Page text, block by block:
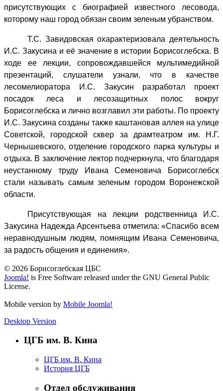
присутствующих с биографией известного лесовода,
которому наш город обязан своим зеленым убранством.
Т.С. Завидовская охарактеризовала деятельность
И.С. Закусина и её значение в истории Борисоглебска. В
ходе ее лекции, сопровождавшейся мультимедийной
презентаций, слушатели узнали, что в качестве
лесомелиоратора И.С. Закусин разработал проект
посадок леса и лесозащитных полос вокруг
Борисоглебска и лично возглавил эти работы. По проекту
И.С. Закусина созданы также каштановая аллея на улице
Советской, городской сквер за драмтеатром им. Н.Г.
Чернышевского, отделение городского парка культуры и
отдыха. В заключение лектор подчеркнула, что благодаря
неустанному труду Ивана Семеновича Борисоглебск
стали называть самым зеленым городом Воронежской
области.
Присутствующая на лекции родственница И.С.
Закусина Надежда Арсентьева отметила: «Спасибо всем
неравнодушным людям, помнящим Ивана Семеновича,
за радость общения и единения».
© 2026 Борисоглебская ЦБС
Joomla! is Free Software released under the GNU General Public
License.
Mobile version by Mobile Joomla!
Desktop Version
ЦГБ им. В. Кина
ЦГБ им. В. Кина
История ЦГБ
Отдел обслуживания